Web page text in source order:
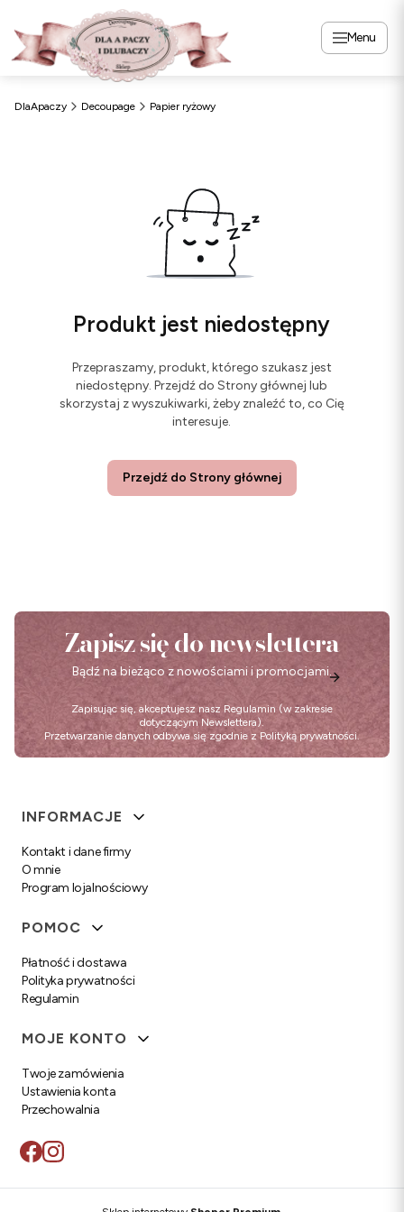
Menu
DlaApaczy Decoupage Papier ryżowy
Produkt jest niedostępny
Przepraszamy, produkt, którego szukasz jest
niedostępny. Przejdź do Strony głównej lub
skorzystaj z wyszukiwarki, żeby znaleźć to, co Cię
interesuje.
Przejdź do Strony głównej
Zapisz się do newslettera
Bądź na bieżąco z nowościami i promocjami.
Zapisując się, akceptujesz nasz Regulamin (w zakresie
dotyczącym Newslettera).
Przetwarzanie danych odbywa się zgodnie z Polityką prywatności.
Linki w stopce
INFORMACJE
Kontakt i dane firmy
O mnie
Program lojalnościowy
POMOC
Płatność i dostawa
Polityka prywatności
Regulamin
MOJE KONTO
Twoje zamówienia
Ustawienia konta
Przechowalnia